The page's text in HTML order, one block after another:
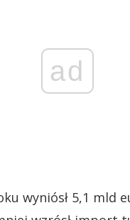
ad
wyniósł 5,1 mld